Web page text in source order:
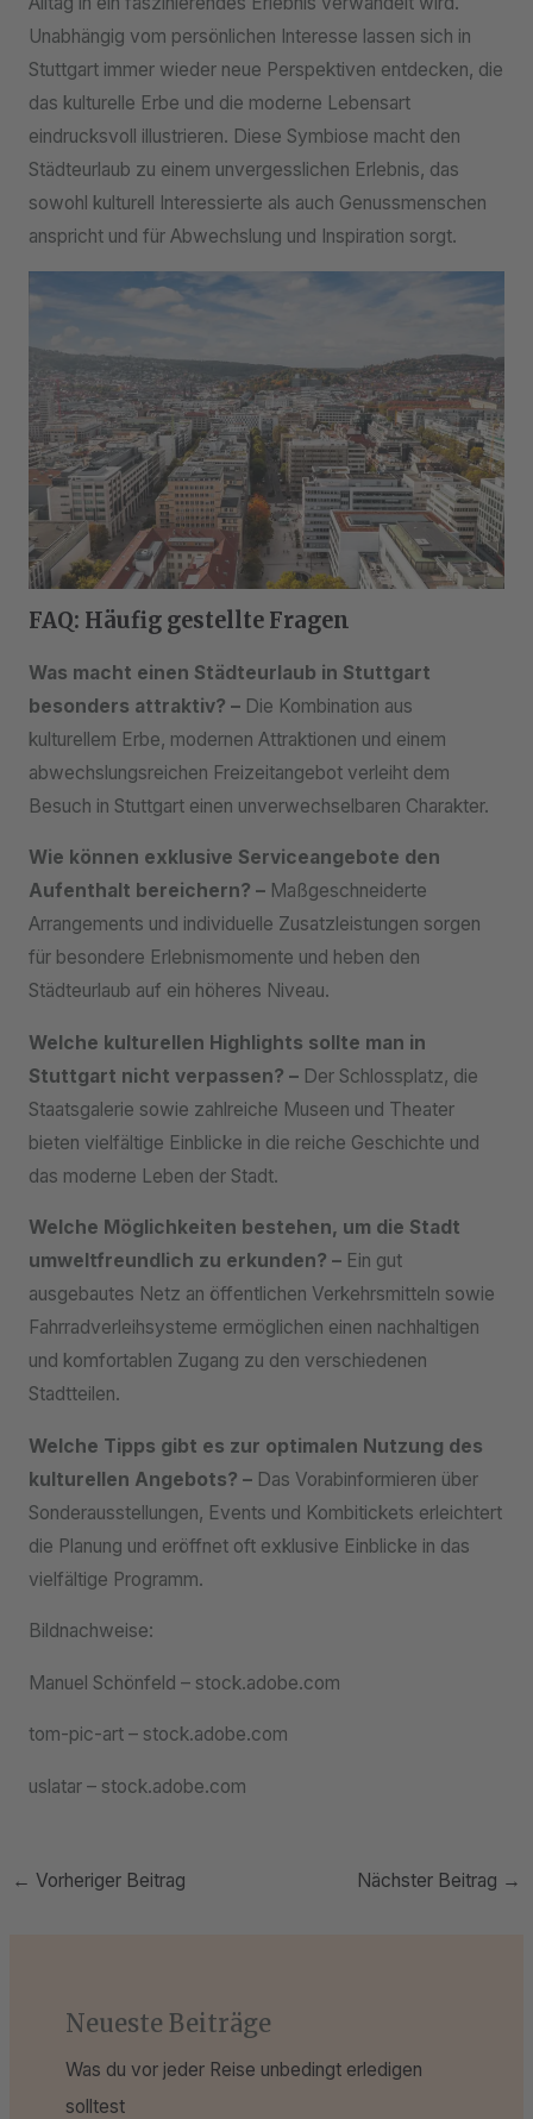
Unabhängig vom persönlichen Interesse lassen sich in
Stuttgart immer wieder neue Perspektiven entdecken, die
das kulturelle Erbe und die moderne Lebensart
eindrucksvoll illustrieren. Diese Symbiose macht den
Städteurlaub zu einem unvergesslichen Erlebnis, das
sowohl kulturell Interessierte als auch Genussmenschen
anspricht und für Abwechslung und Inspiration sorgt.
FAQ: Häufig gestellte Fragen
Was macht einen Städteurlaub in Stuttgart
besonders attraktiv? – Die Kombination aus
kulturellem Erbe, modernen Attraktionen und einem
abwechslungsreichen Freizeitangebot verleiht dem
Besuch in Stuttgart einen unverwechselbaren Charakter.
Wie können exklusive Serviceangebote den
Aufenthalt bereichern? – Maßgeschneiderte
Arrangements und individuelle Zusatzleistungen sorgen
für besondere Erlebnismomente und heben den
Städteurlaub auf ein höheres Niveau.
Welche kulturellen Highlights sollte man in
Stuttgart nicht verpassen? – Der Schlossplatz, die
Staatsgalerie sowie zahlreiche Museen und Theater
bieten vielfältige Einblicke in die reiche Geschichte und
das moderne Leben der Stadt.
Welche Möglichkeiten bestehen, um die Stadt
umweltfreundlich zu erkunden? – Ein gut
ausgebautes Netz an öffentlichen Verkehrsmitteln sowie
Fahrradverleihsysteme ermöglichen einen nachhaltigen
und komfortablen Zugang zu den verschiedenen
Stadtteilen.
Welche Tipps gibt es zur optimalen Nutzung des
kulturellen Angebots? – Das Vorabinformieren über
Sonderausstellungen, Events und Kombitickets erleichtert
die Planung und eröffnet oft exklusive Einblicke in das
vielfältige Programm.
Bildnachweise:
Manuel Schönfeld – stock.adobe.com
tom-pic-art– stock.adobe.com
uslatar – stock.adobe.com
← Vorheriger Beitrag Nächster Beitrag →
Neueste Beiträge
Was du vor jeder Reise unbedingt erledigen
solltest